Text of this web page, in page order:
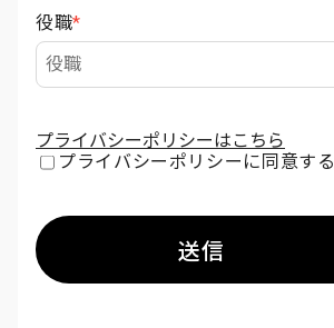
役職*
プライバシーポリシーはこちら
プライバシーポリシーに同意する